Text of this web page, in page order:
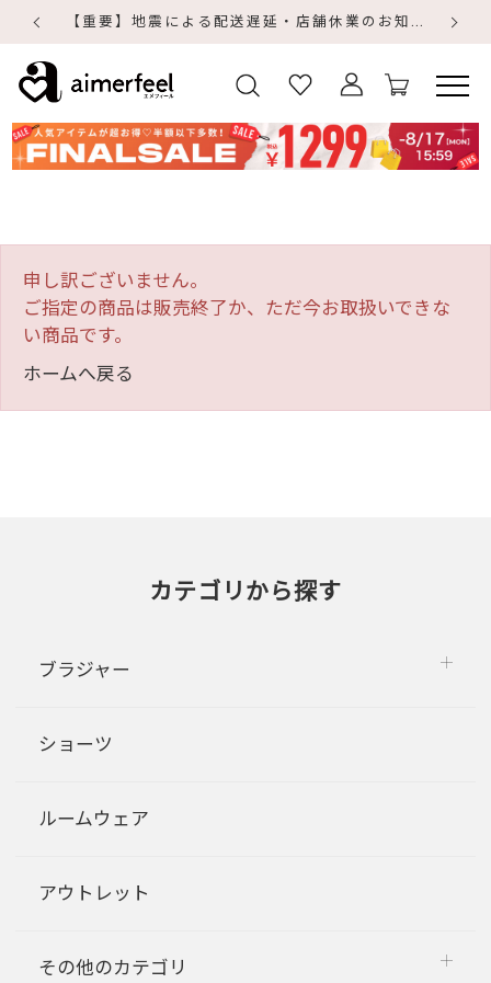
【重要】地震による配送遅延・店舗休業のお知らせ
申し訳ございません。
ご指定の商品は販売終了か、ただ今お取扱いできな
い商品です。
ホームへ戻る
カテゴリから探す
ブラジャー
ショーツ
ルームウェア
アウトレット
その他のカテゴリ